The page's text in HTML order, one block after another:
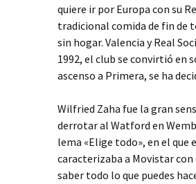
quiere ir por Europa con su
tradicional comida de fin de
sin hogar. Valencia y Real
1992, el club se convirtió en
ascenso a Primera, se ha
Wilfried Zaha fue la gran
derrotar al Watford en
lema «Elige todo», en el que
caracterizaba a Movistar con
saber todo lo que puedes